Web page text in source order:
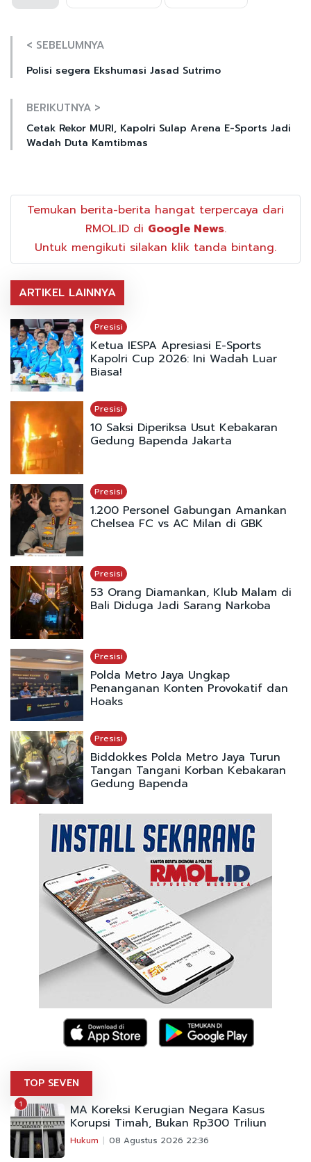
< SEBELUMNYA
Polisi segera Ekshumasi Jasad Sutrimo
BERIKUTNYA >
Cetak Rekor MURI, Kapolri Sulap Arena E-Sports Jadi
Wadah Duta Kamtibmas
Temukan berita-berita hangat terpercaya dari
RMOL.ID di Google News.
Untuk mengikuti silakan klik tanda bintang.
ARTIKEL LAINNYA
Presisi
Ketua IESPA Apresiasi E-Sports
Kapolri Cup 2026: Ini Wadah Luar
Biasa!
Presisi
10 Saksi Diperiksa Usut Kebakaran
Gedung Bapenda Jakarta
Presisi
1.200 Personel Gabungan Amankan
Chelsea FC vs AC Milan di GBK
Presisi
53 Orang Diamankan, Klub Malam di
Bali Diduga Jadi Sarang Narkoba
Presisi
Polda Metro Jaya Ungkap
Penanganan Konten Provokatif dan
Hoaks
Presisi
Biddokkes Polda Metro Jaya Turun
Tangan Tangani Korban Kebakaran
Gedung Bapenda
TOP SEVEN
1 MA Koreksi Kerugian Negara Kasus
Korupsi Timah, Bukan Rp300 Triliun
Hukum 08 Agustus 2026 22:36